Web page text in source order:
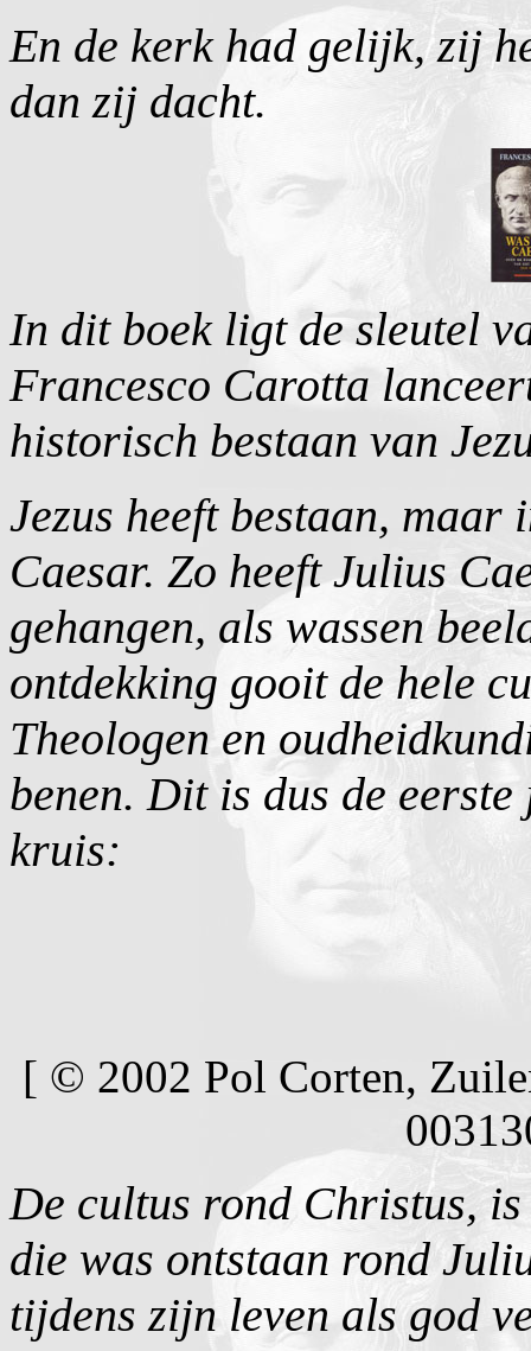
En de kerk had gelijk, zij
dan zij dacht.
In dit boek ligt de sleutel
Francesco Carotta
historisch bestaan van
Jezus heeft bestaan,
Caesar. Zo heeft Julius
gehangen, als wassen
ontdekking gooit de hele
Theologen en
benen. Dit is dus de
kruis:
[ © 2002 Pol Corten,
De cultus rond Christus,
die was ontstaan rond
tijdens zijn leven als god